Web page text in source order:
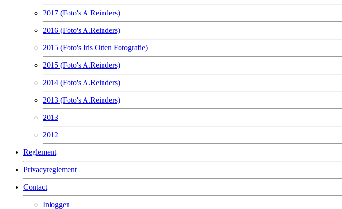
2017 (Foto's A.Reinders)
2016 (Foto's A.Reinders)
2015 (Foto's Iris Otten Fotografie)
2015 (Foto's A.Reinders)
2014 (Foto's A.Reinders)
2013 (Foto's A.Reinders)
2013
2012
Reglement
Privacyreglement
Contact
Inloggen